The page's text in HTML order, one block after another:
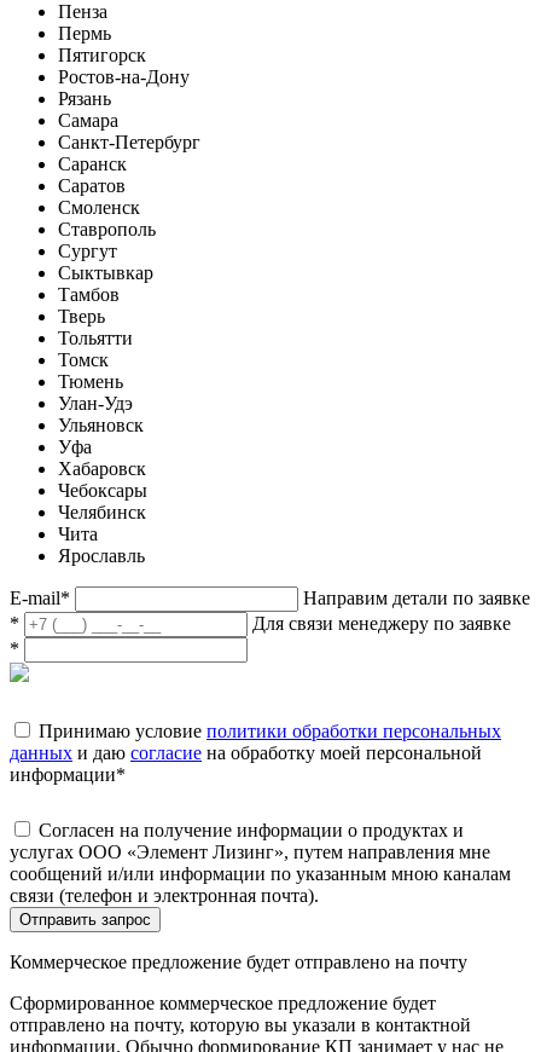
Пенза
Пермь
Пятигорск
Ростов-на-Дону
Рязань
Самара
Санкт-Петербург
Саранск
Саратов
Смоленск
Ставрополь
Сургут
Сыктывкар
Тамбов
Тверь
Тольятти
Томск
Тюмень
Улан-Удэ
Ульяновск
Уфа
Хабаровск
Чебоксары
Челябинск
Чита
Ярославль
E-mail*
Направим детали по заявке
*
Для связи менеджеру по заявке
*
Принимаю условие политики обработки персональных
данных и даю согласие на обработку моей персональной
информации*
Согласен на получение информации о продуктах и
услугах ООО «Элемент Лизинг», путем направления мне
сообщений и/или информации по указанным мною каналам
связи (телефон и электронная почта).
Отправить запрос
Коммерческое предложение будет отправлено на почту
Сформированное коммерческое предложение будет
отправлено на почту, которую вы указали в контактной
информации. Обычно формирование КП занимает у нас не